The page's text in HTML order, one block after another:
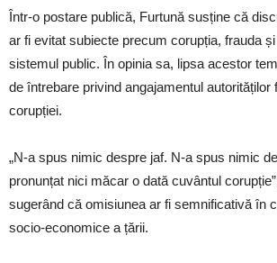
Într-o postare publică, Furtună susține că
ar fi evitat subiecte precum corupția, frauda
sistemul public. În opinia sa, lipsa acestor
de întrebare privind angajamentul autorităților
corupției.
„N-a spus nimic despre jaf. N-a spus nimic
pronunțat nici măcar o dată cuvântul
sugerând că omisiunea ar fi semnificativă în
socio-economice a țării.